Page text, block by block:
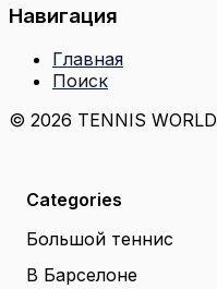
Навигация
Главная
Поиск
© 2026 TENNIS WORLD
Categories
Большой теннис
В Барселоне